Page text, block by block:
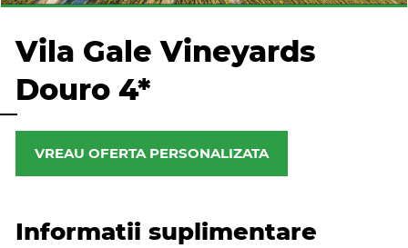
Vila Gale Vineyards
Douro 4*
VREAU OFERTA PERSONALIZATA
Informatii suplimentare